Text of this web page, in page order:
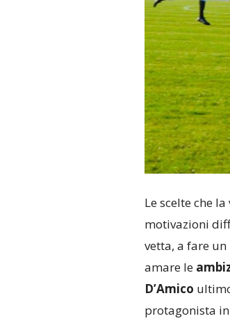
Le scelte che
motivazioni
vetta, a fare
amare le
D’Amico
protagonista